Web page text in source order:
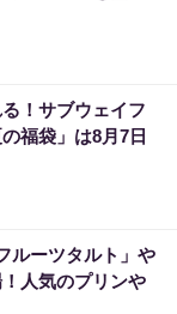
！サブウェイフ
福袋」は8月7日
ルーツタルト」や
！人気のプリンや